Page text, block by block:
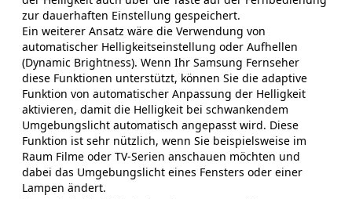
zur dauerhaften Einstellung gespeichert.
Ein weiterer Ansatz wäre die Verwendung von
automatischer Helligkeitseinstellung oder Aufhellen
(Dynamic Brightness). Wenn Ihr Samsung Fernseher
diese Funktionen unterstützt, können Sie die adaptive
Funktion von automatischer Anpassung der Helligkeit
aktivieren, damit die Helligkeit bei schwankendem
Umgebungslicht automatisch angepasst wird. Diese
Funktion ist sehr nützlich, wenn Sie beispielsweise im
Raum Filme oder TV-Serien anschauen möchten und
dabei das Umgebungslicht eines Fensters oder einer
Lampen ändert.